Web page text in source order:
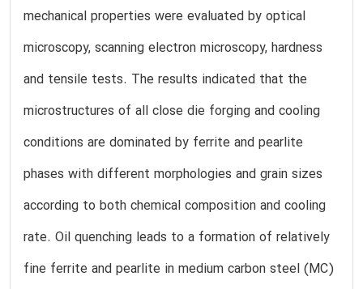
mechanical properties were evaluated by optical
microscopy, scanning electron microscopy, hardness
and tensile tests. The results indicated that the
microstructures of all close die forging and cooling
conditions are dominated by ferrite and pearlite
phases with different morphologies and grain sizes
according to both chemical composition and cooling
rate. Oil quenching leads to a formation of relatively
fine ferrite and pearlite in medium carbon steel (MC)